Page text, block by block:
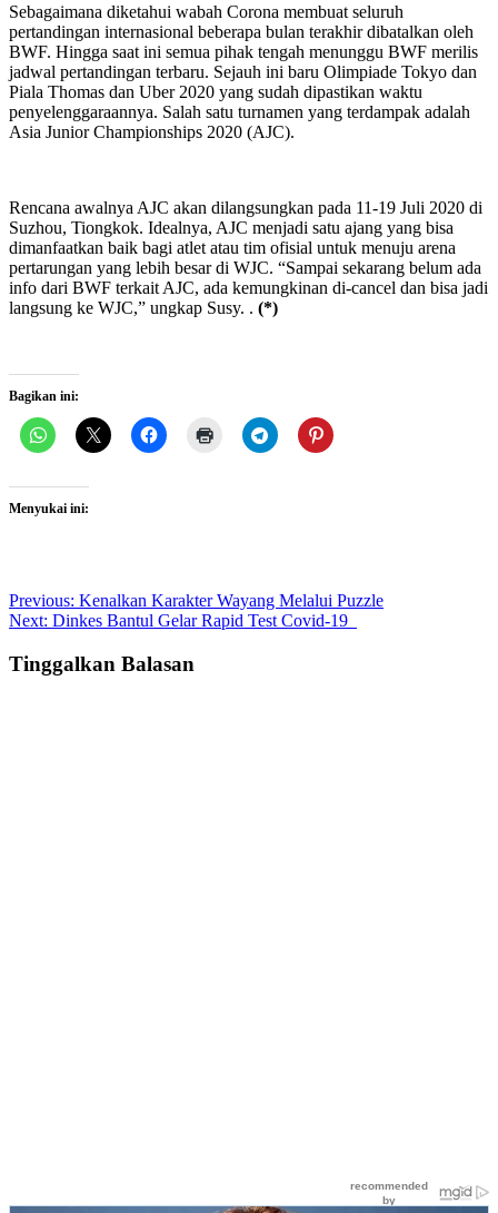
Sebagaimana diketahui wabah Corona membuat seluruh
pertandingan internasional beberapa bulan terakhir dibatalkan oleh
BWF. Hingga saat ini semua pihak tengah menunggu BWF merilis
jadwal pertandingan terbaru. Sejauh ini baru Olimpiade Tokyo dan
Piala Thomas dan Uber 2020 yang sudah dipastikan waktu
penyelenggaraannya. Salah satu turnamen yang terdampak adalah
Asia Junior Championships 2020 (AJC).
Rencana awalnya AJC akan dilangsungkan pada 11-19 Juli 2020 di
Suzhou, Tiongkok. Idealnya, AJC menjadi satu ajang yang bisa
dimanfaatkan baik bagi atlet atau tim ofisial untuk menuju arena
pertarungan yang lebih besar di WJC. “Sampai sekarang belum ada
info dari BWF terkait AJC, ada kemungkinan di-cancel dan bisa jadi
langsung ke WJC,” ungkap Susy. . (*)
Bagikan ini:
Menyukai ini:
Post
navigation
Previous: Kenalkan Karakter Wayang Melalui Puzzle
Next: Dinkes Bantul Gelar Rapid Test Covid-19
Tinggalkan Balasan